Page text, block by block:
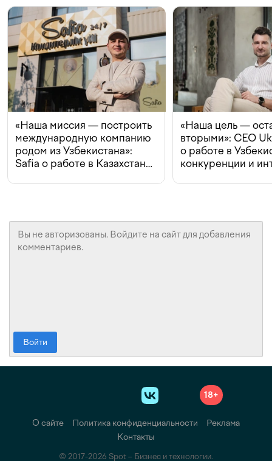
«Наша миссия — построить
международную компанию
родом из Узбекистана»:
Safia о работе в Казахстане,
«Наша цель —
вторыми»: CEO
о работе в
конкуренции и
Войти
18+
О сайте Политика конфиденциальности
Реклама
Контакты
© 2017-2026 Spot – Бизнес и технологии.